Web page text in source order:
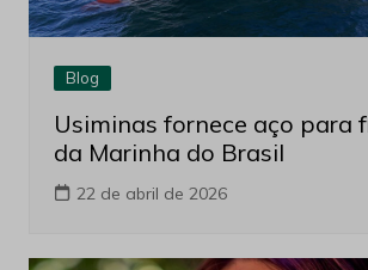
Blog
Usiminas fornece aço para
da Marinha do Brasil
22 de abril de 2026